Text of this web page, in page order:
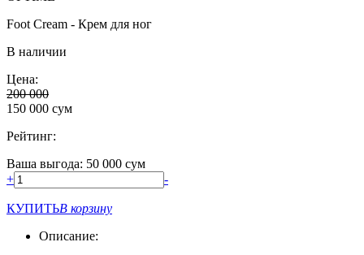
Foot Cream - Крем для ног
В наличии
Цена:
200 000
150 000 сум
Рейтинг:
Ваша выгода: 50 000 сум
+
-
КУПИТЬВ корзину
Описание: